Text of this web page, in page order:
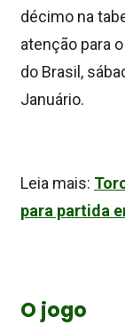
décimo na
atenção para
do Brasil,
Januário.
Leia mais:
para partida
O jogo